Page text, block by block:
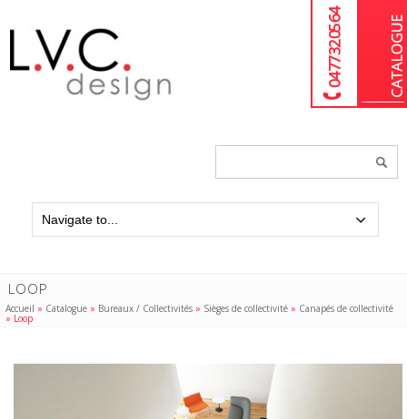
04 77 32 05 64
LOOP
Accueil » Catalogue » Bureaux / Collectivités » Sièges de collectivité » Canapés de collectivité
» Loop